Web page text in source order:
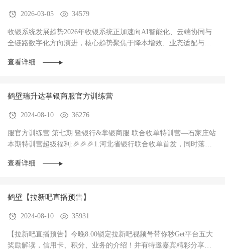
2026-03-05 34579
收银系统发展趋势2026年收银系统正加速向AI智能化、云端协同与
全链路数字化方向演进，核心趋势聚焦于‌降本增效、业态适配与数
查看详细
鹤壁瑞升达掌银商服官方训练营
2024-08-10 36276
服官方训练营 第七期 暨银行&掌银商服 联合收单特训营—石家庄站
本期特训营超级福利:🎉🎉🎉1.河北省银行联合收单首发，同时落地3
查看详细
鹤壁【拉新吧直播预告】
2024-08-10 35931
【拉新吧直播预告】今晚8.00锁定拉新吧视频号带你秒Get平台五大
奖励解读，信用卡、积分、业务的介绍！并有特邀嘉宾精彩分享！